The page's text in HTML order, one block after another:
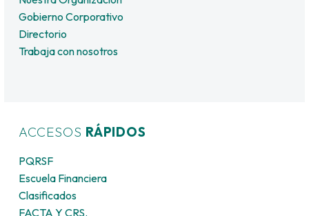
Gobierno Corporativo
Directorio
Trabaja con nosotros
ACCESOS RÁPIDOS
PQRSF
Escuela Financiera
Clasificados
FACTA Y CRS.